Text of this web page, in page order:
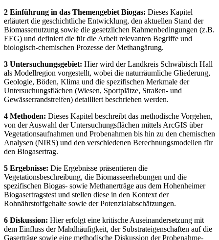
2 Einführung in das Themengebiet Biogas: Dieses Kapitel
erläutert die geschichtliche Entwicklung, den aktuellen Stand der
Biomassenutzung sowie die gesetzlichen Rahmenbedingungen (z.B.
EEG) und definiert die für die Arbeit relevanten Begriffe und
biologisch-chemischen Prozesse der Methangärung.
3 Untersuchungsgebiet: Hier wird der Landkreis Schwäbisch Hall
als Modellregion vorgestellt, wobei die naturräumliche Gliederung,
Geologie, Böden, Klima und die spezifischen Merkmale der
Untersuchungsflächen (Wiesen, Sportplätze, Straßen- und
Gewässerrandstreifen) detailliert beschrieben werden.
4 Methoden: Dieses Kapitel beschreibt das methodische Vorgehen,
von der Auswahl der Untersuchungsflächen mittels ArcGIS über
Vegetationsaufnahmen und Probenahmen bis hin zu den chemischen
Analysen (NIRS) und den verschiedenen Berechnungsmodellen für
den Biogasertrag.
5 Ergebnisse: Die Ergebnisse präsentieren die
Vegetationsbeschreibung, die Biomasseerhebungen und die
spezifischen Biogas- sowie Methanerträge aus dem Hohenheimer
Biogasertragstest und stellen diese in den Kontext der
Rohnährstoffgehalte sowie der Potenzialabschätzungen.
6 Diskussion: Hier erfolgt eine kritische Auseinandersetzung mit
dem Einfluss der Mahdhäufigkeit, der Substrateigenschaften auf die
Gaserträge sowie eine methodische Diskussion der Probenahme-